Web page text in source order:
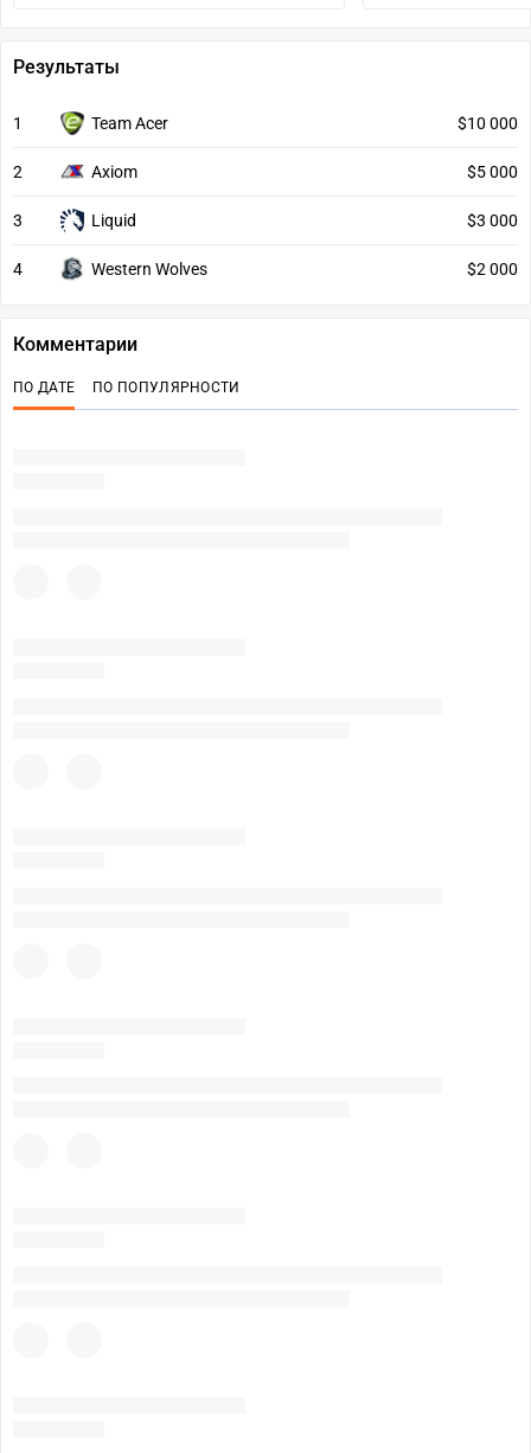
Результаты
1 Team Acer $10 000
2 Axiom $5 000
3 Liquid $3 000
4 Western Wolves $2 000
Комментарии
ПО ДАТЕ ПО ПОПУЛЯРНОСТИ